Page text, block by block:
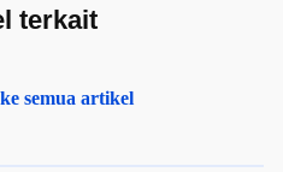
terkait
semua artikel